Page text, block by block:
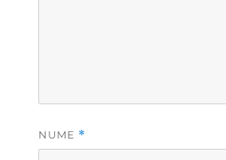
NUME *